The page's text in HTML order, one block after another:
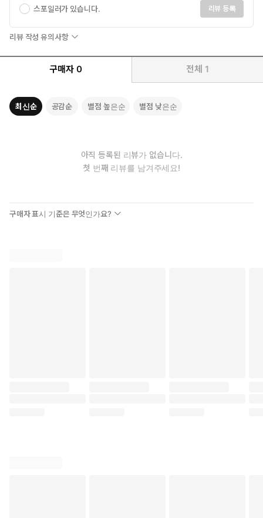
스포일러가 있습니다. 리뷰 등록
리뷰 작성 유의사항
구매자 0 전체 1
최신순 공감순 별점 높은순 별점 낮은순
아직 등록된 리뷰가 없습니다.
첫 번째 리뷰를 남겨주세요!
구매자 표시 기준은 무엇인가요?